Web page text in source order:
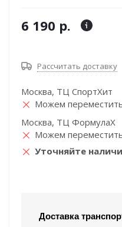
6 190 р.
Рассчитать доставку
Москва, ТЦ СпортХит
Можем
Москва, ТЦ ФормулаХ
Можем
Уточняйте
Доставка